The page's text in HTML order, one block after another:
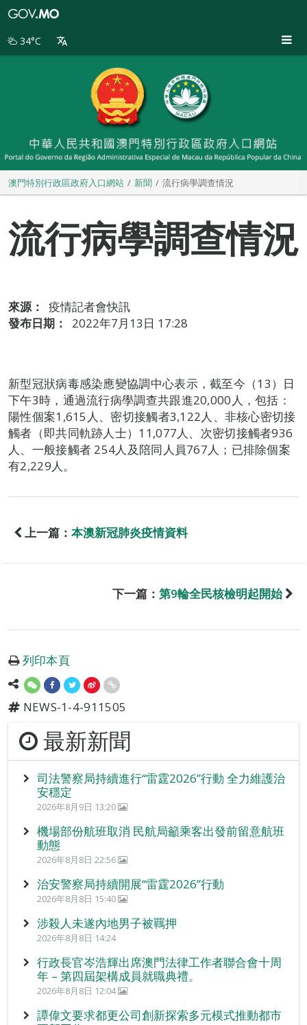
別
34°C
澳門特別行政區政府入口網站 新聞 流行病學調查情況
流行病學調查情況
來源：
疫情記者會快訊
發布日期：
2022年7月13日 17:28
新型冠狀病毒感染應變協調中心表示，截至今（13）日
下午3時，通過流行病學調查共跟進20,000人，包括：
陽性個案1,615人、密切接觸者3,122人、非核心密切接
觸者（即共同軌跡人士）11,077人、次密切接觸者936
人、一般接觸者 254人及陪同人員767人；已排除個案
有2,229人。
上一篇： 本澳新冠肺炎疫情資料
下一篇： 第9輪全民核檢明起開始
列印本頁
NEWS-1-4-911505
最新新聞
司法警察局持續進行“雷霆2026”行動 全力維護治
安穩定
2026年8月9日 13:20
機場部份航班取消 民航局籲乘客出發前留意航班
動態
2026年8月8日 22:56
治安警察局持續開展“雷霆2026”行動
2026年8月8日 15:40
涉殺人未遂內地男子被羈押
2026年8月8日 14:24
行政長官岑浩輝出席澳門法律工作者聯合會十周
年 – 第四屆架構成員就職典禮。
2026年8月8日 12:04
譚偉文要求都更公司創新探索多元模式推動都市